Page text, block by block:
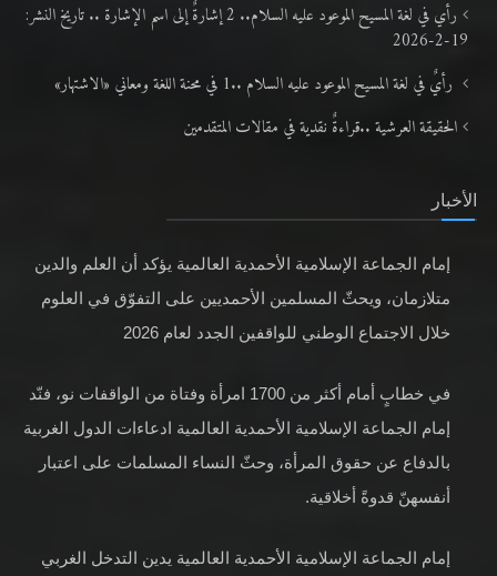
رأي في لغة المسيح الموعود عليه السلام.. 2 إشارةٌ إلى اسم الإشارة .. تاريخ النشر:
19-2-2026
رأيٌ في لغة المسيح الموعود عليه السلام ..1 في محنة اللغة ومعاني «الاشتهار»
الحقيقة العرشية ..قراءةٌ نقدية في مقالات المتقدمين
الأخبار
إمام الجماعة الإسلامية الأحمدية العالمية يؤكد أن العلم والدين
متلازمان، ويحثّ المسلمين الأحمديين على التفوّق في العلوم
خلال الاجتماع الوطني للواقفين الجدد لعام 2026
في خطابٍ أمام أكثر من 1700 امرأة وفتاة من الواقفات نو، فنّد
إمام الجماعة الإسلامية الأحمدية العالمية ادعاءات الدول الغربية
بالدفاع عن حقوق المرأة، وحثّ النساء المسلمات على اعتبار
أنفسهنّ قدوةً أخلاقية.
إمام الجماعة الإسلامية الأحمدية العالمية يدين التدخل الغربي